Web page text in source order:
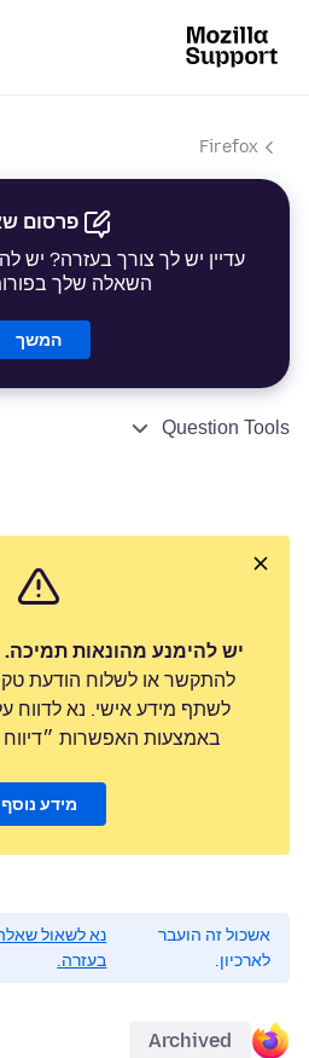
Firefox
פרסום
עדיין יש לך צורך בעזרה? יש
השאלה שלך
המשך
Question Tools
יש להימנע מהונאות תמיכה.
להתקשר או לשלוח הודעת
לשתף מידע אישי. נא לדווח
באמצעות האפשרות
מידע נוסף
אשכול זה הועבר
לארכיון.
נא לשאול
בעזרה.
Archived